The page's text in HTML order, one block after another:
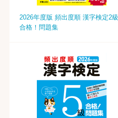
2026年度版 頻出度順 漢字検定2級
合格！問題集